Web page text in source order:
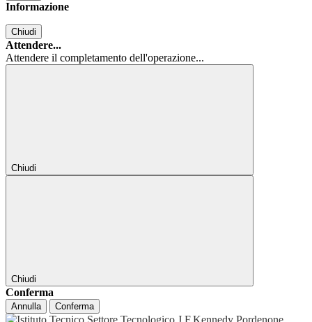
Informazione
Chiudi
Attendere...
Attendere il completamento dell'operazione...
Chiudi
Chiudi
Conferma
Annulla Conferma